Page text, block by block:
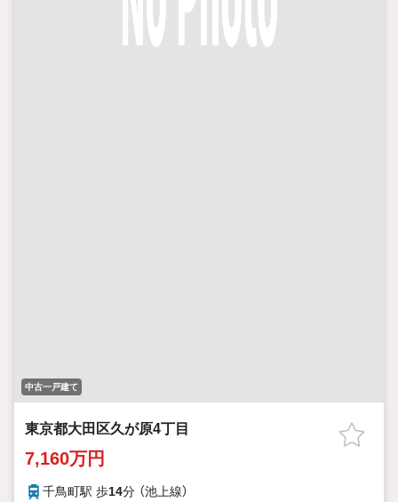
中古一戸建て
東京都大田区久が原4丁目
7,160万円
千鳥町駅 歩14分 （池上線）